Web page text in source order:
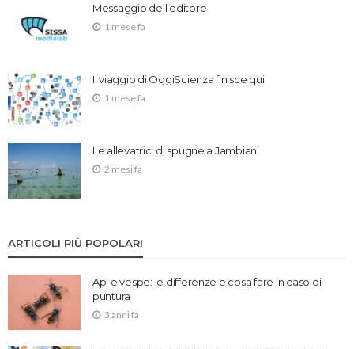
Messaggio dell’editore
1 mese fa
Il viaggio di OggiScienza finisce qui
1 mese fa
Le allevatrici di spugne a Jambiani
2 mesi fa
ARTICOLI PIÙ POPOLARI
Api e vespe: le differenze e cosa fare in caso di
puntura
3 anni fa